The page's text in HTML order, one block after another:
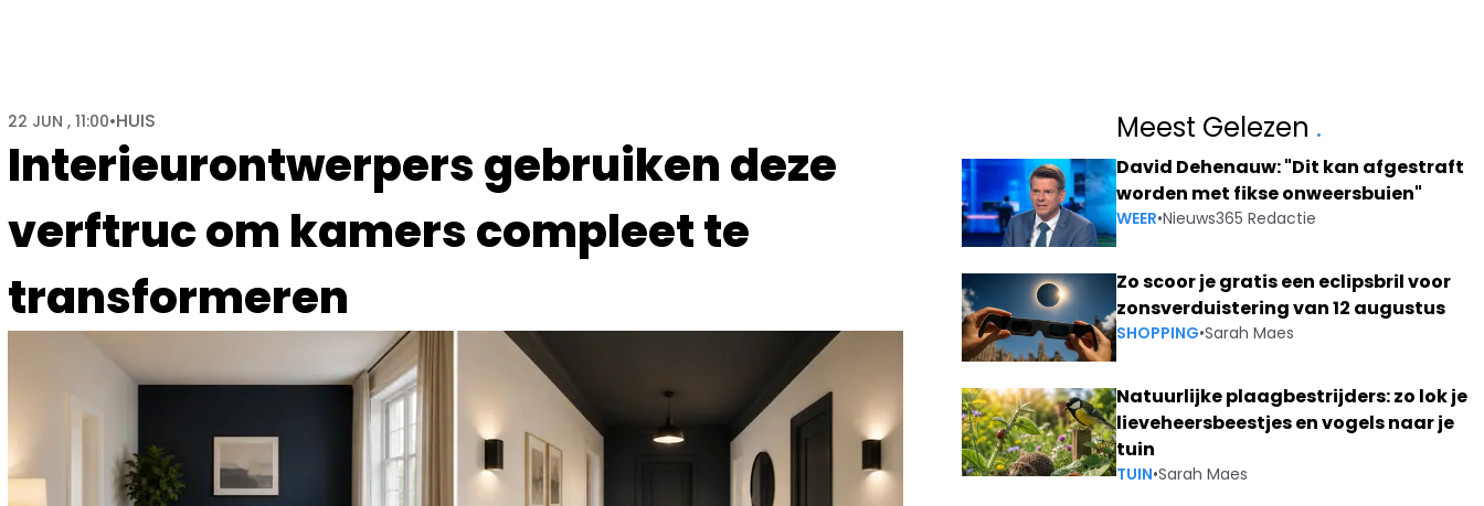
Interieurontwerpers gebruiken deze
verftruc om kamers compleet te
transformeren
22 JUN , 11:00•HUIS Meest Gelezen .
David Dehenauw: "Dit kan afgestraft
worden met fikse onweersbuien"
WEER•Nieuws365 Redactie
Zo scoor je gratis een eclipsbril voor
zonsverduistering van 12 augustus
SHOPPING•Sarah Maes
Natuurlijke plaagbestrijders: zo lok je
lieveheersbeestjes en vogels naar je
tuin
TUIN•Sarah Maes